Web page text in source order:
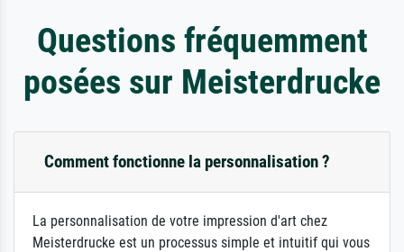
Questions fréquemment
posées sur Meisterdrucke
Comment fonctionne la personnalisation ?
La personnalisation de votre impression d'art chez
Meisterdrucke est un processus simple et intuitif qui vous